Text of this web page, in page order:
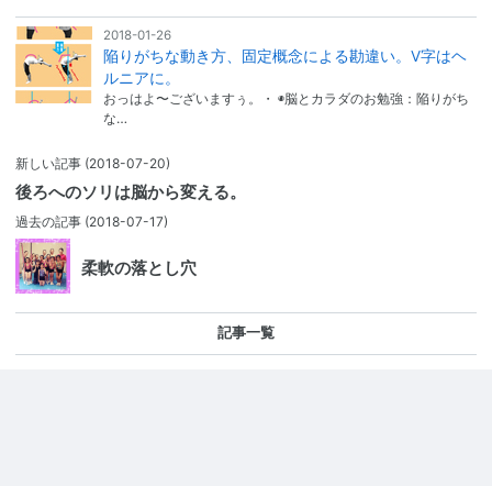
2018-01-26
陥りがちな動き方、固定概念による勘違い。V字はヘ
ルニアに。
おっはよ〜ございますぅ。・ ◉脳とカラダのお勉強：陥りがち
な…
新しい記事 (2018-07-20)
後ろへのソリは脳から変える。
過去の記事 (2018-07-17)
柔軟の落とし穴
記事一覧